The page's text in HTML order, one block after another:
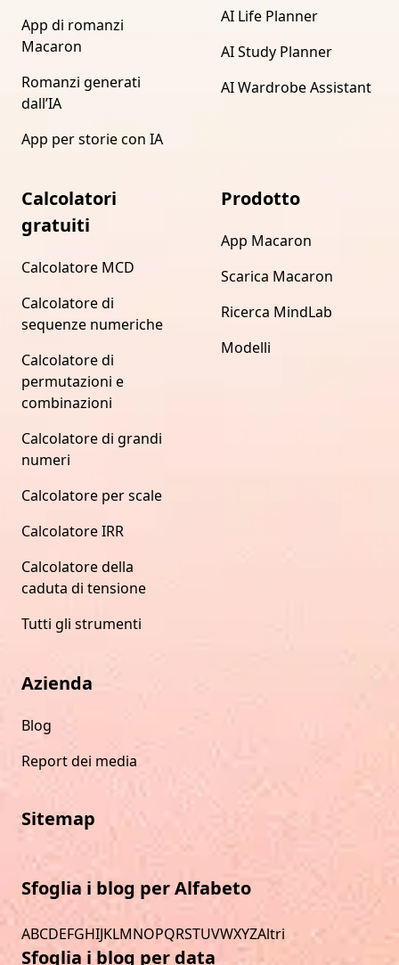
App di romanzi
Macaron
Romanzi generati
dall’IA
App per storie con IA
AI Life Planner
AI Study Planner
AI Wardrobe Assistant
Calcolatori
gratuiti
Calcolatore MCD
Calcolatore di
sequenze numeriche
Calcolatore di
permutazioni e
combinazioni
Calcolatore di grandi
numeri
Calcolatore per scale
Calcolatore IRR
Calcolatore della
caduta di tensione
Tutti gli strumenti
Prodotto
App Macaron
Scarica Macaron
Ricerca MindLab
Modelli
Azienda
Blog
Report dei media
Sitemap
Sfoglia i blog per Alfabeto
ABCDEFGHIJKLMNOPQRSTUVWXYZAltri
Sfoglia i blog per data